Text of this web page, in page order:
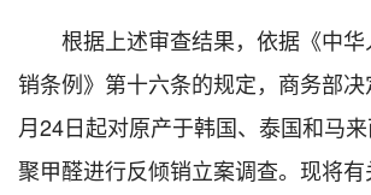
根据上述审查结果，依据《中华
销条例》第十六条的规定，商务部决
月24日起对原产于韩国、泰国和马
聚甲醛进行反倾销立案调查。现将